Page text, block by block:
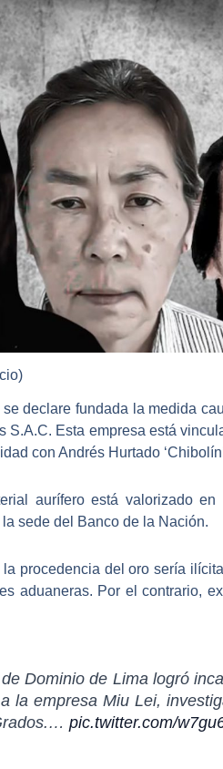
declare fundada la medida
Esta empresa está
con Andrés Hurtado
aurífero está valorizado en
sede del Banco de la Nación.
la procedencia del oro sería
aduaneras. Por el contrario,
Dominio de Lima logró
la empresa Miu Lei,
pic.twitter.com/